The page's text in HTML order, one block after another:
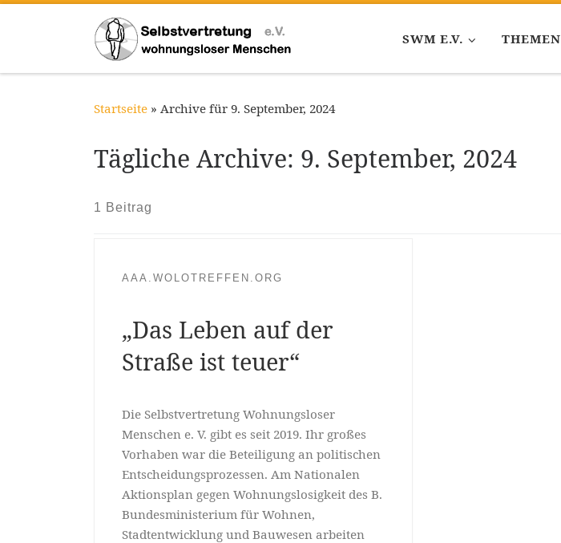
Zum Inhalt springen
SWM E.V. THEMEN
Startseite » Archive für 9. September, 2024
Tägliche Archive: 9. September, 2024
1 Beitrag
AAA.WOLOTREFFEN.ORG
„Das Leben auf der
Straße ist teuer“
Die Selbstvertretung Wohnungsloser
Menschen e. V. gibt es seit 2019. Ihr großes
Vorhaben war die Beteiligung an politischen
Entscheidungsprozessen. Am Nationalen
Aktionsplan gegen Wohnungslosigkeit des B.
Bundesministerium für Wohnen,
Stadtentwicklung und Bauwesen arbeiten